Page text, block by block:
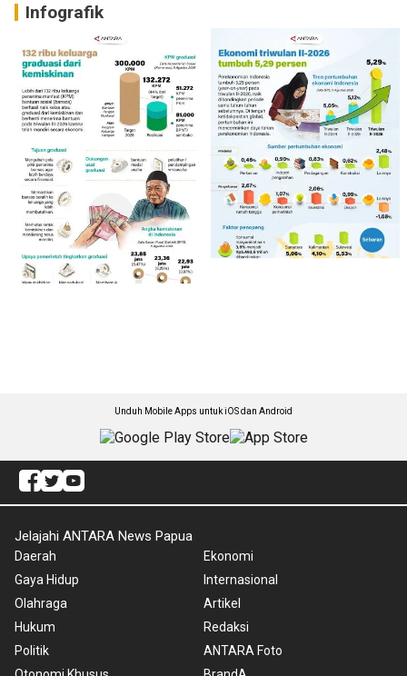
Infografik
Unduh Mobile Apps untuk iOS dan Android
Jelajahi ANTARA News Papua
Daerah
Gaya Hidup
Olahraga
Hukum
Politik
Ekonomi
Internasional
Artikel
Redaksi
ANTARA Foto